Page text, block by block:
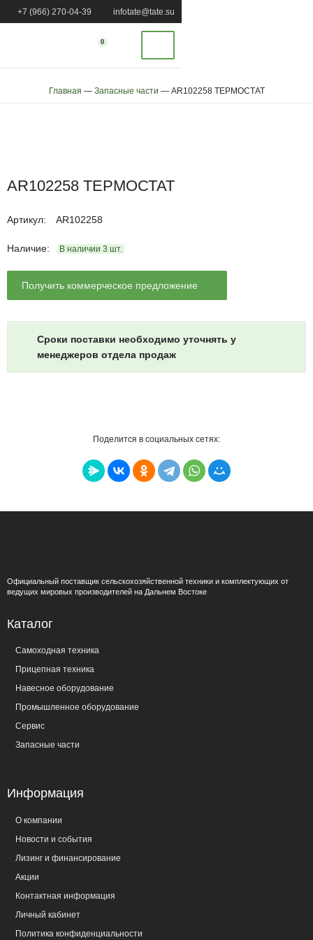
+7 (966) 270-04-39 infotate@tate.su
0
Главная — Запасные части — AR102258 ТЕРМОСТАТ
AR102258 ТЕРМОСТАТ
Артикул: AR102258
Наличие: В наличии 3 шт.
Получить коммерческое предложение
Сроки поставки необходимо уточнять у
менеджеров отдела продаж
Поделится в социальных сетях:
Официальный поставщик сельскохозяйственной техники и комплектующих от
ведущих мировых производителей на Дальнем Востоке
Каталог
Самоходная техника
Прицепная техника
Навесное оборудование
Промышленное оборудование
Сервис
Запасные части
Информация
О компании
Новости и события
Лизинг и финансирование
Акции
Контактная информация
Личный кабинет
Политика конфиденциальности